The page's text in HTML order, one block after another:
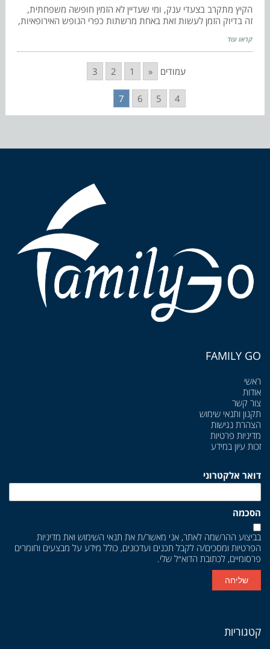
הקיץ מתקרב בצעדי ענק, ומי שעדיין לא הזמין חופשה משפחתית,
זה בדיוק הזמן לעשות זאת באחת מרשתות כפרי הנופש האירופאיות,
קראו עוד
עמודים «
1
2
3
4
5
6
7
FAMILY GO
ראשי
אודות
צור קשר
תקנון ותנאי שימוש
הצהרת נגישות
מדיניות פרטיות
זכות עיון במידע
דואר אלקטרוני
הסכמה
בביצוע ההרשמה לאתר, אני מאשר/ת את תנאי השימוש ואת מדיניות
הפרטיות ומסכים/ה לקבל תכנים ועדכונים, כולל מידע על מבצעים וחומרים
פרסומיים, לכתובת הדוא״ל שלי.
שליחה
קטגוריות